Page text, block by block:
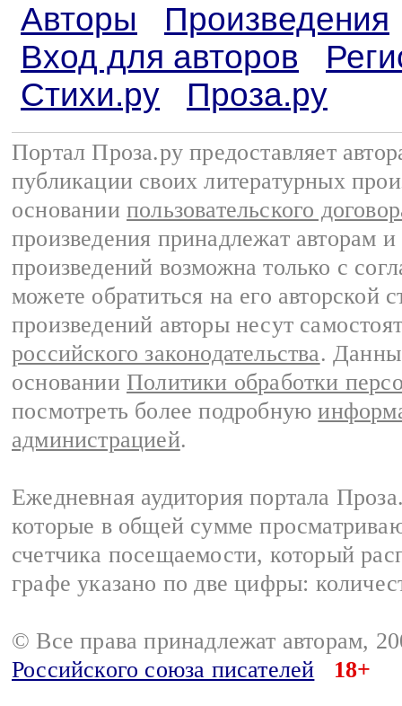
Авторы
Произведения
Вход для авторов
Стихи.ру
Проза.ру
Портал Проза.ру предоставляет
публикации своих литературных
основании пользовательского
произведения принадлежат авторам
произведений возможна только с
можете обратиться на его авторской
произведений авторы несут
российского законодательства.
основании Политики обработки
посмотреть более подробную
администрацией.
Ежедневная аудитория портала
которые в общей сумме
счетчика посещаемости, который
графе указано по две цифры:
© Все права принадлежат авторам,
Российского союза писателей
18+